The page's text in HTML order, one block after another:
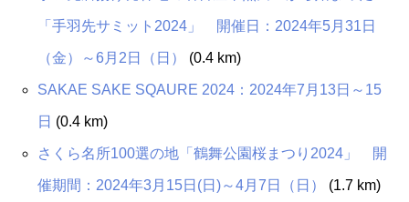
「手羽先サミット2024」 開催日：2024年5月31日
（金）～6月2日（日） (0.4 km)
SAKAE SAKE SQAURE 2024：2024年7月13日～15
日 (0.4 km)
さくら名所100選の地「鶴舞公園桜まつり2024」 開
催期間：2024年3月15日(日)～4月7日（日） (1.7 km)